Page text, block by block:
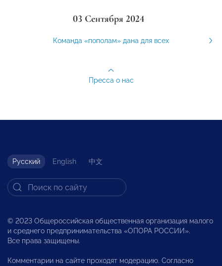
03 Сентября 2024
Команда «пополам» дана для всех
Пресса о нас
Русский English 中文
© 2023 Общероссийская общественная организация малого
и среднего предпринимательства «ОПОРА РОССИИ».
Все права защищены.
Комментарии на сайте проходят модерацию. Согласно